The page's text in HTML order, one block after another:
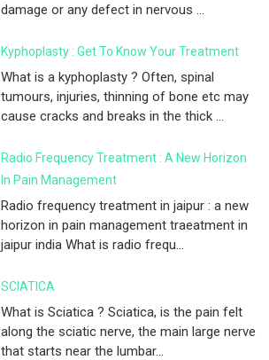
damage or any defect in nervous ...
Kyphoplasty : Get To Know Your Treatment
What is a kyphoplasty ? Often, spinal
tumours, injuries, thinning of bone etc may
cause cracks and breaks in the thick ...
Radio Frequency Treatment : A New Horizon
In Pain Management
Radio frequency treatment in jaipur : a new
horizon in pain management traeatment in
jaipur india What is radio frequ...
SCIATICA
What is Sciatica ? Sciatica, is the pain felt
along the sciatic nerve, the main large nerve
that starts near the lumbar...